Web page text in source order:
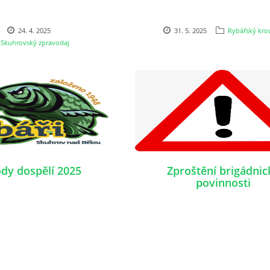
24. 4. 2025
Skuhrovský zpravodaj
31. 5. 2025 Rybářský
dospělí 2025
Zproštění
povinnosti